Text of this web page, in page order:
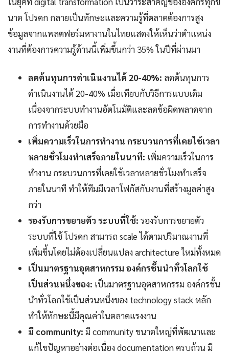
นาด โปรดก กลายเป็นทักษะและความรู้ที่ตลาดต้องการสูง
ข้อมูลจากแพลตฟอร์มหางานในไทยแสดงให้เห็นว่าตำแหน่ง
งานที่ต้องการความรู้ด้านนี้เพิ่มขึ้นกว่า 35% ในปีที่ผ่านมา
ลดต้นทุนการดำเนินงานได้ 20-40%: ลดต้นทุนการ
ดำเนินงานได้ 20-40% เมื่อเทียบกับวิธีการแบบเดิม
เนื่องจากระบบทำงานอัตโนมัติและลดข้อผิดพลาดจาก
การทำงานด้วยมือ
เพิ่มความเร็วในการทำงาน กระบวนการที่เคยใช้เวลา
หลายชั่วโมงทำเสร็จภายในนาที: เพิ่มความเร็วในการ
ทำงาน กระบวนการที่เคยใช้เวลาหลายชั่วโมงทำเสร็จ
ภายในนาที ทำให้ทีมมีเวลาโฟกัสกับงานที่สร้างมูลค่าสูง
กว่า
รองรับการขยายตัว ระบบที่ใช้: รองรับการขยายตัว
ระบบที่ใช้ โปรดก สามารถ scale ได้ตามปริมาณงานที่
เพิ่มขึ้นโดยไม่ต้องเปลี่ยนแปลง architecture ใหม่ทั้งหมด
เป็นมาตรฐานอุตสาหกรรม องค์กรชั้นนำทั่วโลกใช้
เป็นส่วนหนึ่งของ: เป็นมาตรฐานอุตสาหกรรม องค์กรชั้น
นำทั่วโลกใช้เป็นส่วนหนึ่งของ technology stack หลัก
ทำให้ทักษะนี้มีคุณค่าในตลาดแรงงาน
มี community: มี community ขนาดใหญ่ที่พัฒนาและ
แก้ไขปัญหาอย่างต่อเนื่อง documentation ครบถ้วน มี